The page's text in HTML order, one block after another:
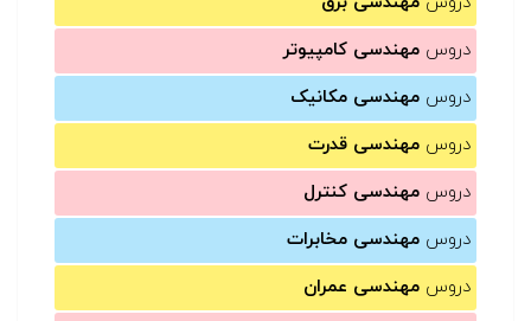
دروس مهندسی کامپیوتر
دروس مهندسی مکانیک
دروس مهندسی قدرت
دروس مهندسی کنترل
دروس مهندسی مخابرات
دروس مهندسی عمران